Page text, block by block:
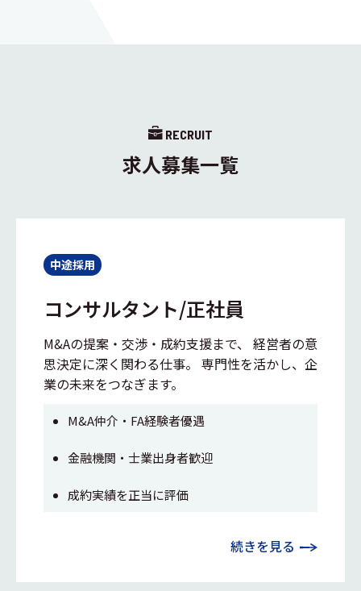
RECRUIT
求人募集一覧
中途採用
コンサルタント/正社員
M&Aの提案・交渉・成約支援まで、 経営者の意
思決定に深く関わる仕事。 専門性を活かし、企
業の未来をつなぎます。
M&A仲介・FA経験者優遇
金融機関・士業出身者歓迎
成約実績を正当に評価
続きを見る